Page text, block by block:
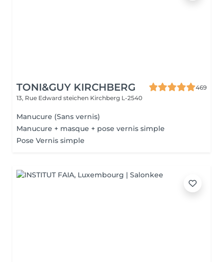
TONI&GUY KIRCHBERG
469
13, Rue Edward steichen Kirchberg L-2540
Manucure (Sans vernis)
Manucure + masque + pose vernis simple
Pose Vernis simple